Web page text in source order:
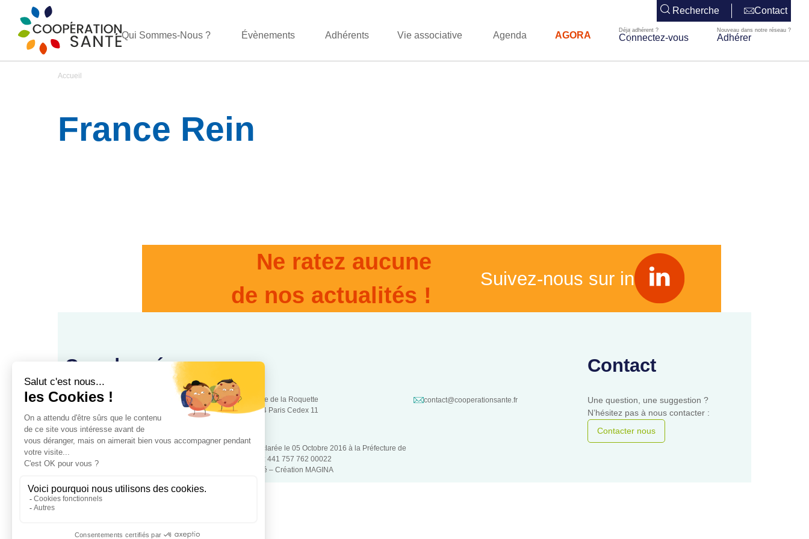
Recherche Contact
Qui Sommes-Nous ? Évènements Adhérents Vie associative Agenda AGORA Connectez-vous Adhérer
Accueil
France Rein
Ne ratez aucune
de nos actualités !
Suivez-nous sur in
Coordonnées
www.cooperationsante.fr
88, rue de la Roquette
75544 Paris Cedex 11
contact@cooperationsante.fr
Contact
Une question, une suggestion ?
N’hésitez pas à nous contacter :
Contacter nous
Association loi 1901 d’intérêt général, à but non lucratif – Déclarée le 05 Octobre 2016 à la Préfecture de
police de Paris – Numéro association: W343008890 – SIRET: 441 757 762 00022
– RGPD – Copyrigt 2024 Coopétation Santé – Création MAGINA